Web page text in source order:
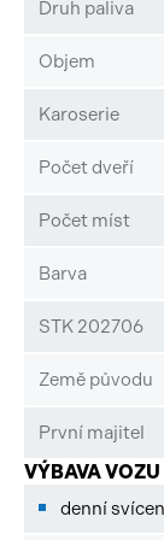
clonou. Tato
CARS s.r.o. si
Druh paliva
Objem
Karoserie
Počet dveří
Počet míst
Barva
STK 202706
Země původu
První majitel
VÝBAVA VOZU
denní